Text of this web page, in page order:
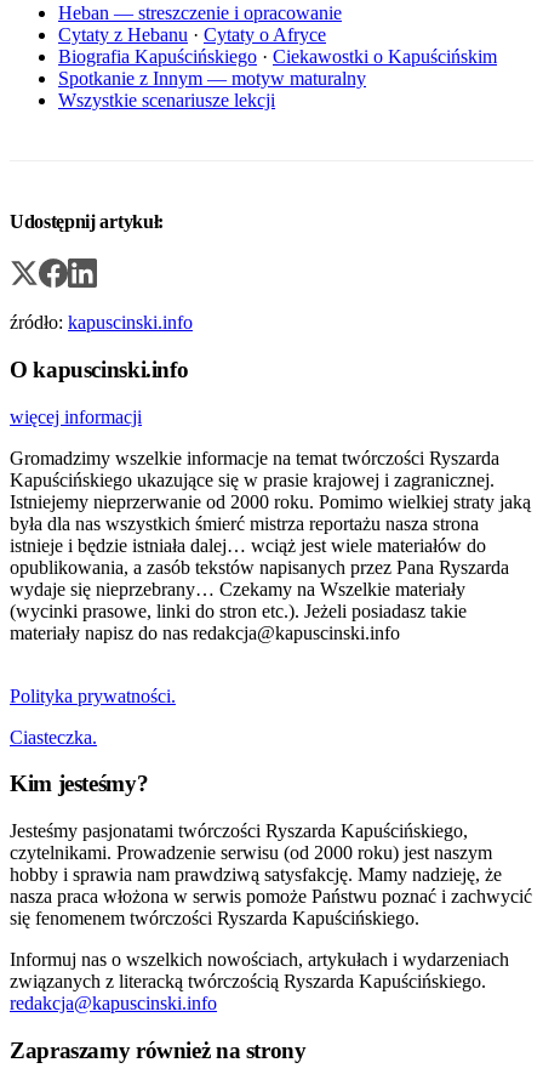
Heban — streszczenie i opracowanie
Cytaty z Hebanu · Cytaty o Afryce
Biografia Kapuścińskiego · Ciekawostki o Kapuścińskim
Spotkanie z Innym — motyw maturalny
Wszystkie scenariusze lekcji
Udostępnij artykuł:
źródło: kapuscinski.info
O kapuscinski.info
więcej informacji
Gromadzimy wszelkie informacje na temat twórczości Ryszarda
Kapuścińskiego ukazujące się w prasie krajowej i zagranicznej.
Istniejemy nieprzerwanie od 2000 roku. Pomimo wielkiej straty jaką
była dla nas wszystkich śmierć mistrza reportażu nasza strona
istnieje i będzie istniała dalej… wciąż jest wiele materiałów do
opublikowania, a zasób tekstów napisanych przez Pana Ryszarda
wydaje się nieprzebrany… Czekamy na Wszelkie materiały
(wycinki prasowe, linki do stron etc.). Jeżeli posiadasz takie
materiały napisz do nas redakcja@kapuscinski.info
Polityka prywatności.
Ciasteczka.
Kim jesteśmy?
Jesteśmy pasjonatami twórczości Ryszarda Kapuścińskiego,
czytelnikami. Prowadzenie serwisu (od 2000 roku) jest naszym
hobby i sprawia nam prawdziwą satysfakcję. Mamy nadzieję, że
nasza praca włożona w serwis pomoże Państwu poznać i zachwycić
się fenomenem twórczości Ryszarda Kapuścińskiego.
Informuj nas o wszelkich nowościach, artykułach i wydarzeniach
związanych z literacką twórczością Ryszarda Kapuścińskiego.
redakcja@kapuscinski.info
Zapraszamy również na strony